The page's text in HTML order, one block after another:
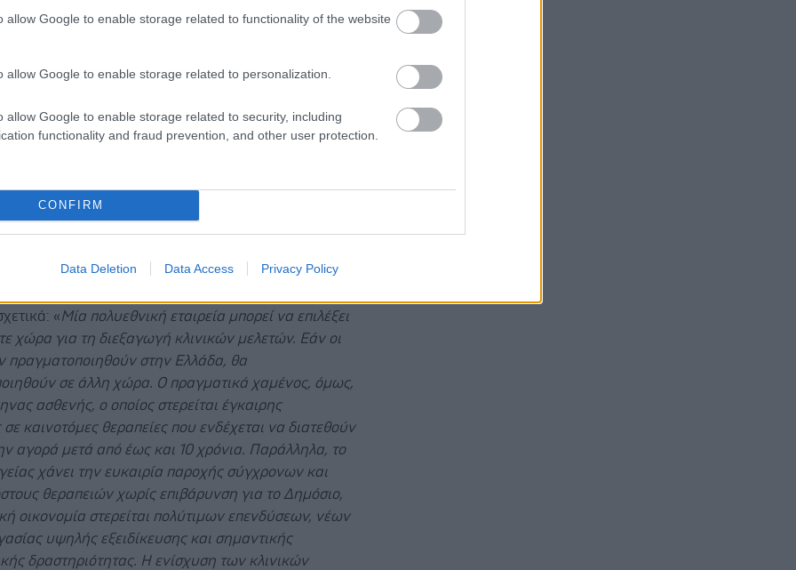
allow Google to enable storage related to functionality of the website
allow Google to enable storage related to personalization.
allow Google to enable storage related to security, including
functionality and fraud prevention, and other user protection.
CONFIRM
Data Deletion Data Access Privacy Policy
πρόκειται για βασικούς φορείς ανάπτυξης
προγραμμάτων διεθνώς.
για έργα Έρευνας & Ανάπτυξης και
ενίσχυση της κλινικής έρευνας.
περιορισμοί υλοποίησης: Η απαίτηση ολοκλήρωσης
έως το τέλος του 2028 δεν ανταποκρίνεται στη
κλινικών μελετών, οι οποίες συχνά διαρκούν 3 – 5
και κορυφώνονται επιχειρησιακά προς το τέλος της
«Μία πολυεθνική εταιρεία μπορεί να επιλέξει
χώρα για τη διεξαγωγή κλινικών μελετών. Εάν οι
πραγματοποιηθούν στην Ελλάδα, θα
σε άλλη χώρα. Ο πραγματικά χαμένος, όμως,
ασθενής, ο οποίος στερείται έγκαιρης
καινοτόμες θεραπείες που ενδέχεται να διατεθούν
αγορά μετά από έως και 10 χρόνια. Παράλληλα, το
χάνει την ευκαιρία παροχής σύγχρονων και
θεραπειών χωρίς επιβάρυνση για το Δημόσιο,
οικονομία στερείται πολύτιμων επενδύσεων, νέων
υψηλής εξειδίκευσης και σημαντικής
δραστηριότητας. Η ενίσχυση των κλινικών